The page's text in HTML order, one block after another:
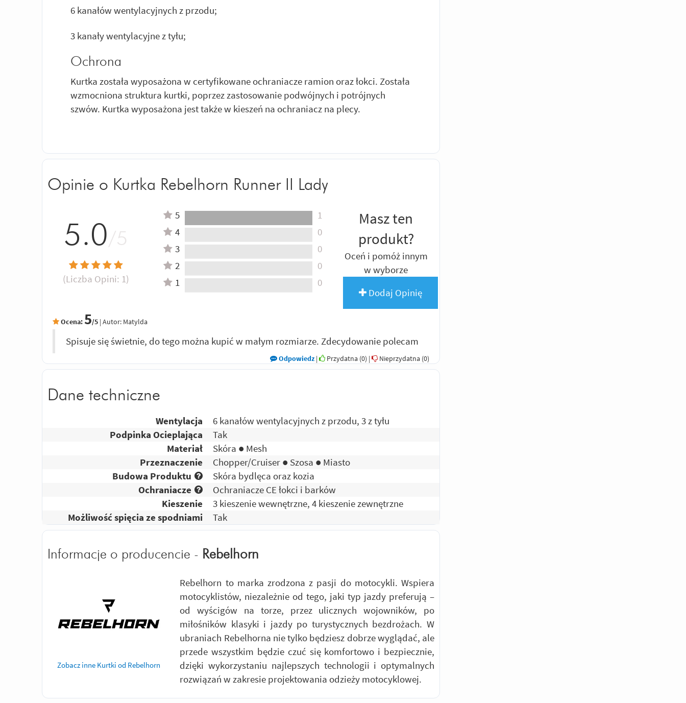
6 kanałów wentylacyjnych z przodu;
3 kanały wentylacyjne z tyłu;
Ochrona
Kurtka została wyposażona w certyfikowane ochraniacze ramion oraz łokci. Została
wzmocniona struktura kurtki, poprzez zastosowanie podwójnych i potrójnych
szwów. Kurtka wyposażona jest także w kieszeń na ochraniacz na plecy.
Opinie o Kurtka Rebelhorn Runner II Lady
5.0/5
(Liczba Opini: 1)
5
1
4
0
3
0
2
0
1
0
Masz ten
produkt?
Oceń i pomóż innym
w wyborze
Dodaj Opinię
Ocena: 5/5 | Autor: Matylda
Spisuje się świetnie, do tego można kupić w małym rozmiarze. Zdecydowanie polecam
Odpowiedz| Przydatna (0) | Nieprzydatna (0)
Dane techniczne
Wentylacja
6 kanałów wentylacyjnych z przodu, 3 z tyłu
Podpinka Ocieplająca
Tak
Materiał
Skóra ● Mesh
Przeznaczenie
Chopper/Cruiser ● Szosa ● Miasto
Budowa Produktu
Skóra bydlęca oraz kozia
Ochraniacze
Ochraniacze CE łokci i barków
Kieszenie
3 kieszenie wewnętrzne, 4 kieszenie zewnętrzne
Możliwość spięcia ze spodniami
Tak
Informacje o producencie - Rebelhorn
Zobacz inne Kurtki od Rebelhorn
Rebelhorn to marka zrodzona z pasji do motocykli. Wspiera
motocyklistów, niezależnie od tego, jaki typ jazdy preferują –
od wyścigów na torze, przez ulicznych wojowników, po
miłośników klasyki i jazdy po turystycznych bezdrożach. W
ubraniach Rebelhorna nie tylko będziesz dobrze wyglądać, ale
przede wszystkim będzie czuć się komfortowo i bezpiecznie,
dzięki wykorzystaniu najlepszych technologii i optymalnych
rozwiązań w zakresie projektowania odzieży motocyklowej.